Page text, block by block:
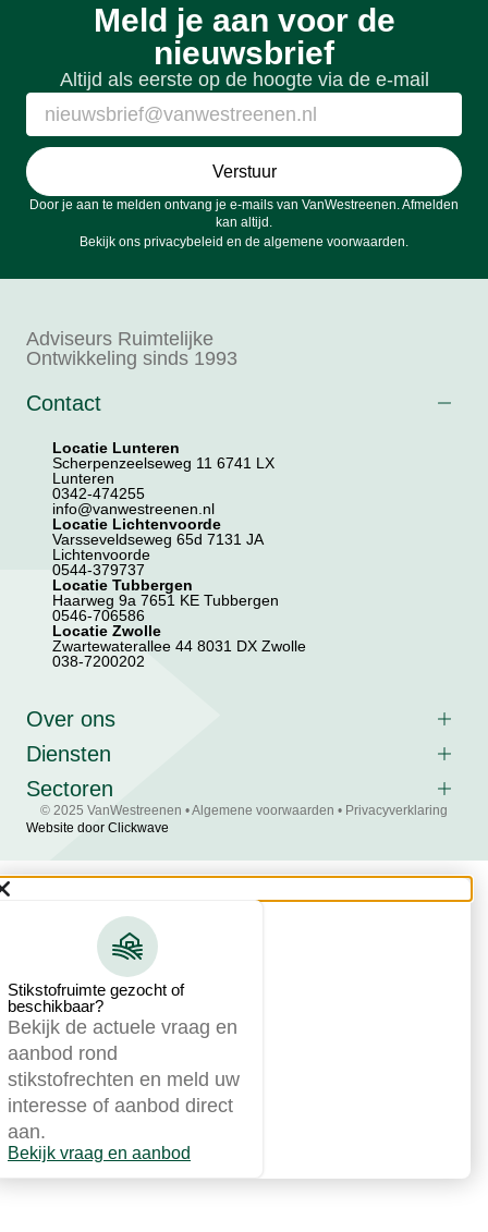
Meld je aan voor de
nieuwsbrief
Altijd als eerste op de hoogte via de e-mail
Verstuur
Door je aan te melden ontvang je e-mails van VanWestreenen. Afmelden
kan altijd.
Bekijk ons privacybeleid en de algemene voorwaarden
Adviseurs Ruimtelijke
Ontwikkeling sinds 1993
Contact
Locatie Lunteren
Scherpenzeelseweg 11 6741 LX
Lunteren
0342-474255
info@vanwestreenen.nl
Locatie Lichtenvoorde
Varsseveldseweg 65d 7131 JA
Lichtenvoorde
0544-379737
Locatie Tubbergen
Haarweg 9a 7651 KE Tubbergen
0546-706586
Locatie Zwolle
Zwartewaterallee 44 8031 DX Zwolle
038-7200202
Over ons
Diensten
Sectoren
Website door Clickwave
© 2025 VanWestreenen •Algemene voorwaarden • Privacyverklaring
Stikstofruimte gezocht of
beschikbaar?
Bekijk de actuele vraag en
aanbod rond
stikstofrechten en meld uw
interesse of aanbod direct
aan.
Bekijk vraag en aanbod